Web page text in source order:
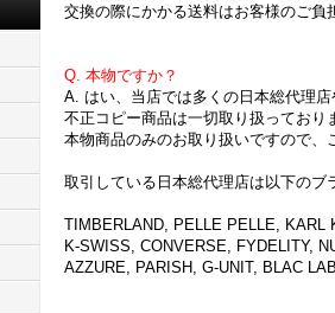
交換の際にかかる送料はお客様のご
Q. 本物ですか？
A. はい、当店では多くの日本総代理
不正コピー商品は一切取り扱っており
本物商品のみのお取り扱いですので
取引している日本総代理店は以下のブ
TIMBERLAND, PELLE PELLE, KARL
K-SWISS, CONVERSE, FYDELITY,
AZZURE, PARISH, G-UNIT, BLAC